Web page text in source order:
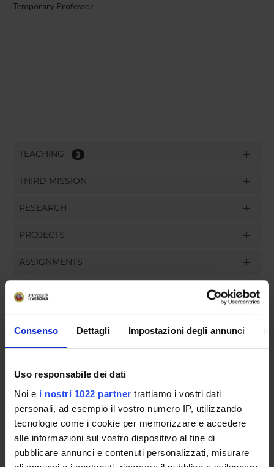
Consenso Dettagli Impostazioni degli annunci
Uso responsabile dei dati
Noi e i nostri 1022 partner trattiamo i vostri dati
personali, ad esempio il vostro numero IP, utilizzando
tecnologie come i cookie per memorizzare e accedere
alle informazioni sul vostro dispositivo al fine di
pubblicare annunci e contenuti personalizzati, misurare
Temporary Professor
TEACHING 3
THIRD MISSION
RESEARCH
PROJECTS
ASSIGNMENTS
ORGANISATION
COMMITTEES
DEPARTMENT ADMINISTRATION OFFICES
STUDENT ADMINISTRATION OFFICES